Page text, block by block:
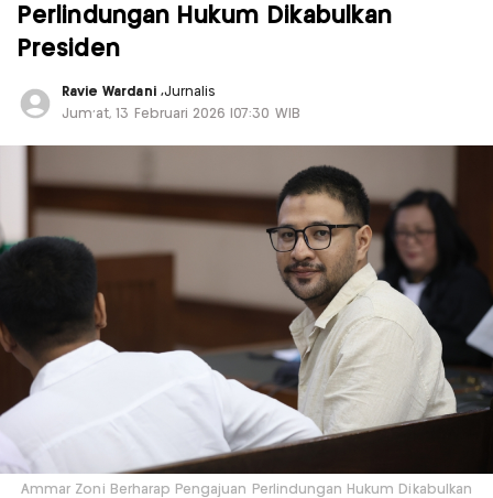
Perlindungan Hukum Dikabulkan
Presiden
Ravie Wardani ,Jurnalis
Jum'at, 13 Februari 2026 |07:30 WIB
Ammar Zoni Berharap Pengajuan Perlindungan Hukum Dikabulkan